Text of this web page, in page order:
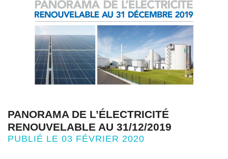
PANORAMA DE L’ÉLECTRICITÉ
RENOUVELABLE AU 31/12/2019
PUBLIÉ LE 03 FÉVRIER 2020